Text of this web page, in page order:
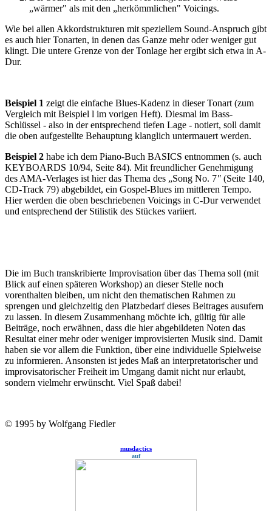
„wärmer" als mit den „herkömmlichen" Voicings.
Wie bei allen Akkordstrukturen mit speziellem Sound-Anspruch gibt
es auch hier Tonarten, in denen das Ganze mehr oder weniger gut
klingt. Die untere Grenze von der Tonlage her ergibt sich etwa in A-
Dur.
Beispiel 1 zeigt die einfache Blues-Kadenz in dieser Tonart (zum
Vergleich mit Beispiel l im vorigen Heft). Diesmal im Bass-
Schlüssel - also in der entsprechend tiefen Lage - notiert, soll damit
die oben aufgestellte Behauptung klang­lich untermauert werden.
Beispiel 2 habe ich dem Piano-Buch BASICS entnommen (s. auch
KEYBOARDS 10/94, Sei­te 84). Mit freundlicher Genehmigung
des AMA-Verlages ist hier das Thema des „Song No. 7" (Seite 140,
CD-Track 79) abgebildet, ein Gospel-Blues im mittleren Tempo.
Hier wer­den die oben beschriebenen Voicings in C-Dur verwendet
und entsprechend der Stilistik des Stückes variiert.
Die im Buch transkribierte Improvisation über das Thema soll (mit
Blick auf einen späteren Workshop) an dieser Stelle noch
vorenthalten bleiben, um nicht den thematischen Rahmen zu
sprengen und gleichzeitig den Platzbedarf dieses Beitrages ausufern
zu lassen. In diesem Zusammenhang möchte ich, gültig für alle
Beiträge, noch erwähnen, dass die hier abgebildeten Noten das
Resultat einer mehr oder weniger improvisierten Musik sind. Da­mit
haben sie vor allem die Funktion, über eine individuelle Spielweise
zu informieren. An­sonsten ist jedes Maß an interpretatorischer und
improvisatorischer Freiheit im Umgang damit nicht nur erlaubt,
sondern vielmehr er­wünscht. Viel Spaß dabei!
© 1995 by Wolfgang Fiedler
musdactics
auf